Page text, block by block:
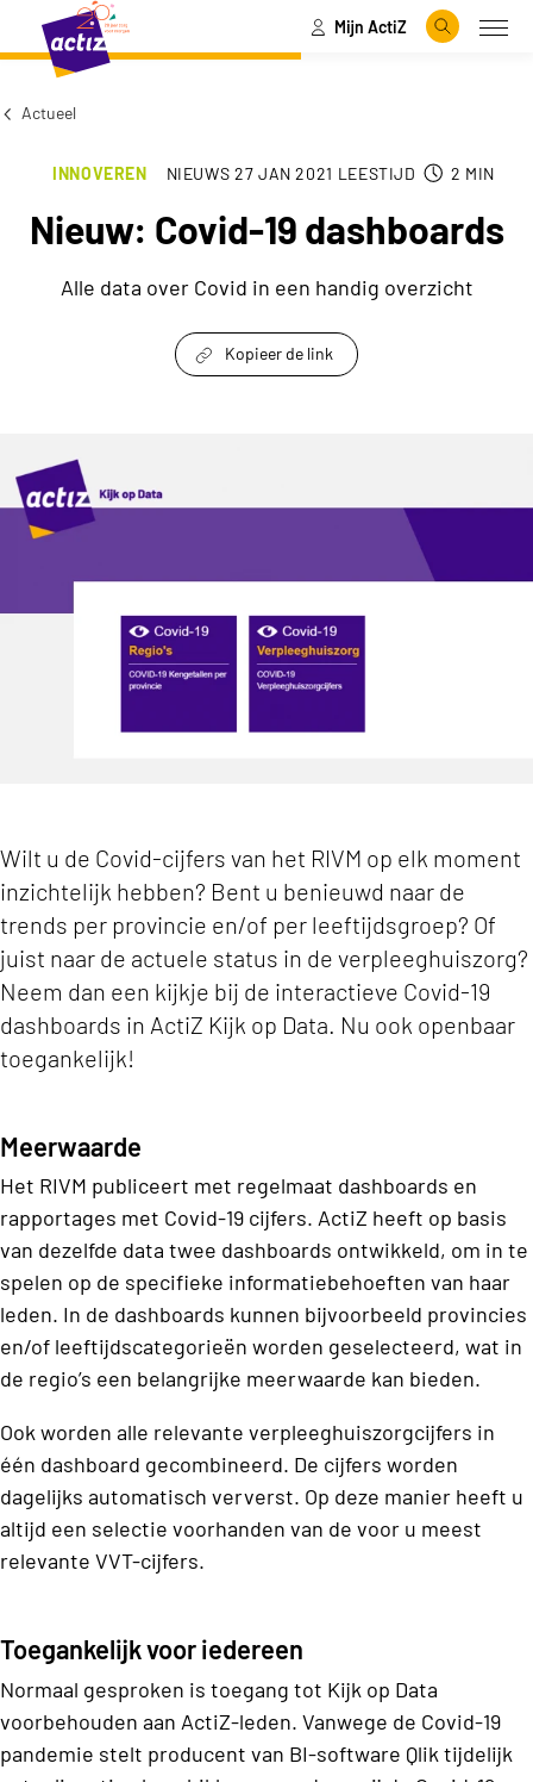
Naar hoofdinhoud
Naar menu Mijn ActiZ
Zoeken
Actueel
INNOVEREN NIEUWS 27 JAN 2021 LEESTIJD 2 MIN
Nieuw: Covid-19 dashboards
Alle data over Covid in een handig overzicht
Kopieer de link
Nieuw: Covid-19 dashboards keyvisual
Wilt u de Covid-cijfers van het RIVM op elk moment
inzichtelijk hebben? Bent u benieuwd naar de
trends per provincie en/of per leeftijdsgroep? Of
juist naar de actuele status in de verpleeghuiszorg?
Neem dan een kijkje bij de interactieve Covid-19
dashboards in ActiZ Kijk op Data. Nu ook openbaar
toegankelijk!
Meerwaarde
Het RIVM publiceert met regelmaat dashboards en
rapportages met Covid-19 cijfers. ActiZ heeft op basis
van dezelfde data twee dashboards ontwikkeld, om in te
spelen op de specifieke informatiebehoeften van haar
leden. In de dashboards kunnen bijvoorbeeld provincies
en/of leeftijdscategorieën worden geselecteerd, wat in
de regio’s een belangrijke meerwaarde kan bieden.
Ook worden alle relevante verpleeghuiszorgcijfers in
één dashboard gecombineerd. De cijfers worden
dagelijks automatisch ververst. Op deze manier heeft u
altijd een selectie voorhanden van de voor u meest
relevante VVT-cijfers.
Toegankelijk voor iedereen
Normaal gesproken is toegang tot Kijk op Data
voorbehouden aan ActiZ-leden. Vanwege de Covid-19
pandemie stelt producent van BI-software Qlik tijdelijk